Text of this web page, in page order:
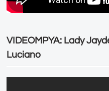
VIDEOMPYA: Lady
Luciano